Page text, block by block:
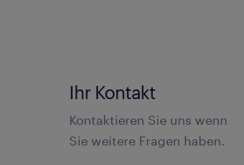
Ihr Kontakt
Kontaktieren Sie uns wenn
Sie weitere Fragen haben.